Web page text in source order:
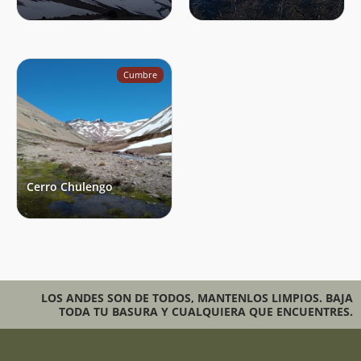
Cumbre
Cerro Chulengo
LOS ANDES SON DE TODOS, MANTENLOS LIMPIOS. BAJA
TODA TU BASURA Y CUALQUIERA QUE ENCUENTRES.